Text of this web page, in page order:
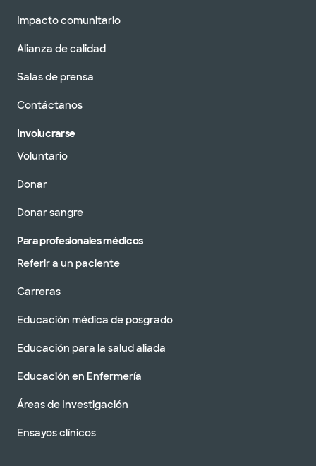
Impacto comunitario
Alianza de calidad
Salas de prensa
Contáctanos
Involucrarse
Voluntario
Donar
Donar sangre
Para profesionales médicos
Referir a un paciente
Carreras
Educación médica de posgrado
Educación para la salud aliada
Educación en Enfermería
Áreas de Investigación
Ensayos clínicos